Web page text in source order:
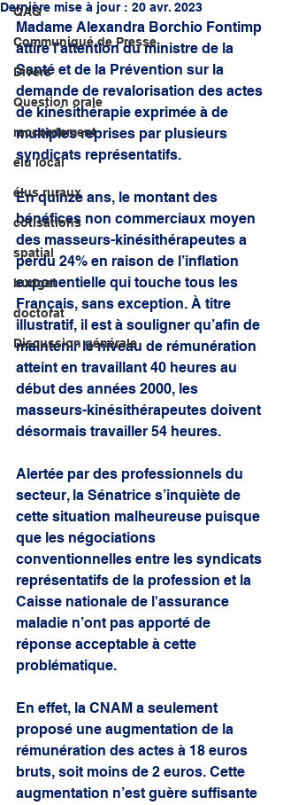
QAG
Communiqué de Presse
Divers
Question orale
raccordement
élu local
élus ruraux
cotisations
spatial
budget
doctorat
Discussion générale
Dernière mise à jour : 20 avr. 2023
Madame Alexandra Borchio Fontimp
attire l’attention du ministre de la
Santé et de la Prévention sur la
demande de revalorisation des actes
de kinésithérapie exprimée à de
multiples reprises par plusieurs
syndicats représentatifs.
En quinze ans, le montant des
bénéfices non commerciaux moyen
des masseurs-kinésithérapeutes a
perdu 24% en raison de l’inflation
exponentielle qui touche tous les
Français, sans exception. À titre
illustratif, il est à souligner qu’afin de
maintenir le niveau de rémunération
atteint en travaillant 40 heures au
début des années 2000, les
masseurs-kinésithérapeutes doivent
désormais travailler 54 heures.
Alertée par des professionnels du
secteur, la Sénatrice s’inquiète de
cette situation malheureuse puisque
que les négociations
conventionnelles entre les syndicats
représentatifs de la profession et la
Caisse nationale de l'assurance
maladie n’ont pas apporté de
réponse acceptable à cette
problématique.
En effet, la CNAM a seulement
proposé une augmentation de la
rémunération des actes à 18 euros
bruts, soit moins de 2 euros. Cette
augmentation n’est guère suffisante